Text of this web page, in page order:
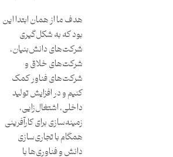
هدف ما از همان ابتدا این
بود که به شکل‌گیری
شرکت‌های دانش‌بنیان،
شرکت‌های خلاق و
شرکت‌های فناور کمک
کنیم و در افزایش تولید
داخلی، اشتغال‌زایی،
زمینه‌سازی برای کارآفرینی
همگام با تجاری‌سازی
دانش و فناوری‌ها با